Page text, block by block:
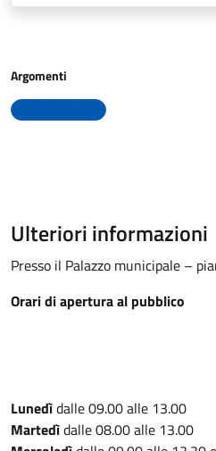
Argomenti
Ulteriori informazioni
Presso il Palazzo municipale –
Orari di apertura al pubblico
Lunedìdalle 09.00 alle 13.00
Martedìdalle 08.00 alle 13.00